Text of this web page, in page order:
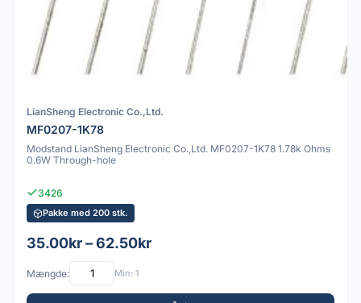
LianSheng Electronic Co.,Ltd.
MF0207-1K78
Modstand LianSheng Electronic Co.,Ltd. MF0207-1K78 1.78k Ohms
0.6W Through-hole
3426
Pakke med 200 stk.
35.00kr – 62.50kr
Mængde: Min: 1